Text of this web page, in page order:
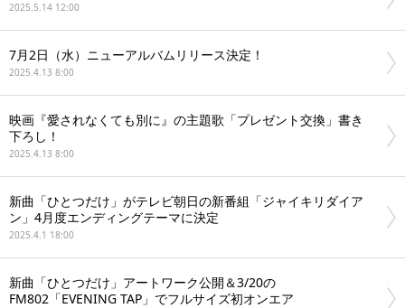
2025.5.14 12:00
7月2日（水）ニューアルバムリリース決定！
2025.4.13 8:00
映画『愛されなくても別に』の主題歌「プレゼント交換」書き
下ろし！
2025.4.13 8:00
新曲「ひとつだけ」がテレビ朝日の新番組「ジャイキリダイア
ン」4月度エンディングテーマに決定
2025.4.1 18:00
新曲「ひとつだけ」アートワーク公開＆3/20の
FM802「EVENING TAP」でフルサイズ初オンエア